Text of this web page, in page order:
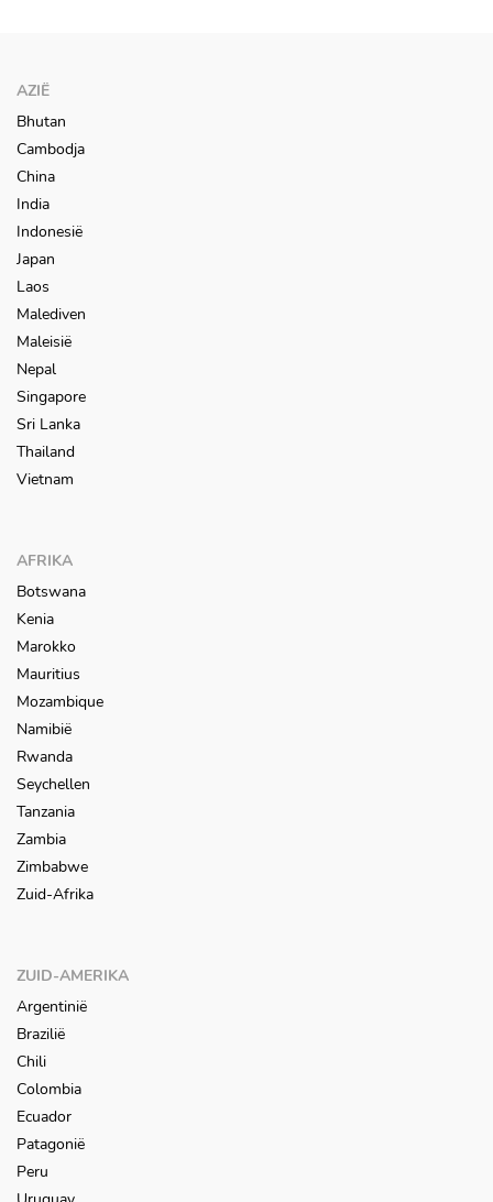
AZIË
Bhutan
Cambodja
China
India
Indonesië
Japan
Laos
Malediven
Maleisië
Nepal
Singapore
Sri Lanka
Thailand
Vietnam
AFRIKA
Botswana
Kenia
Marokko
Mauritius
Mozambique
Namibië
Rwanda
Seychellen
Tanzania
Zambia
Zimbabwe
Zuid-Afrika
ZUID-AMERIKA
Argentinië
Brazilië
Chili
Colombia
Ecuador
Patagonië
Peru